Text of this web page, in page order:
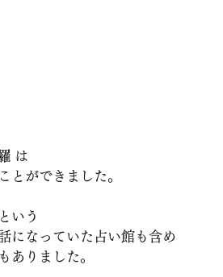
は
とができました。
いう
になっていた占い館も含め
ありました。